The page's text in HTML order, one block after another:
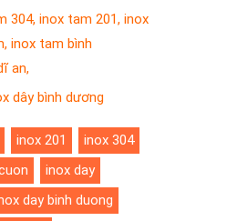
304, inox tam 201, inox
, inox tam bình
an,
dây bình dương
inox 201
inox 304
inox day
day binh duong